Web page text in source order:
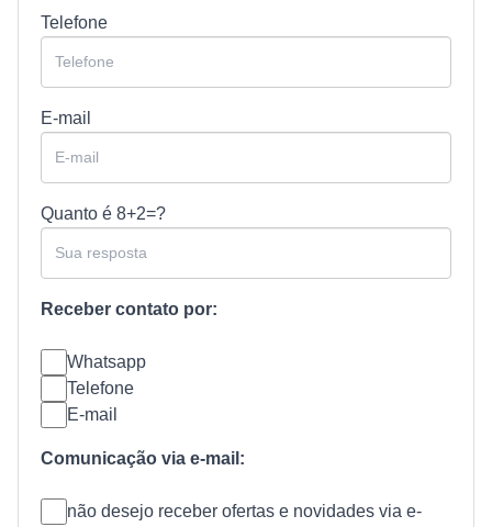
Telefone
E-mail
Quanto é 8+2=?
Receber contato por:
Whatsapp
Telefone
E-mail
Comunicação via e-mail:
não desejo receber ofertas e novidades via e-